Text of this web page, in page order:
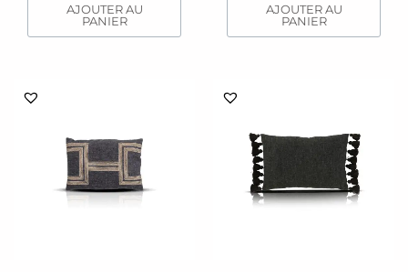
AJOUTER AU
PANIER
AJOUTER AU
PANIER